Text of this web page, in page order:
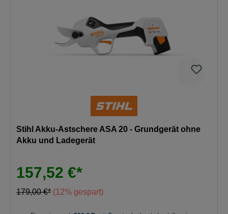
Stihl Akku-Astschere ASA 20 - Grundgerät ohne
Akku und Ladegerät
157,52 €*
179,00 €* (12% gespart)